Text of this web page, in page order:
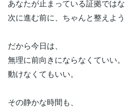
あなたが止まっている証拠ではな
次に進む前に、ちゃんと整えよ
だから今日は、
無理に前向きにならなくていい。
動けなくてもいい。
その静かな時間も、